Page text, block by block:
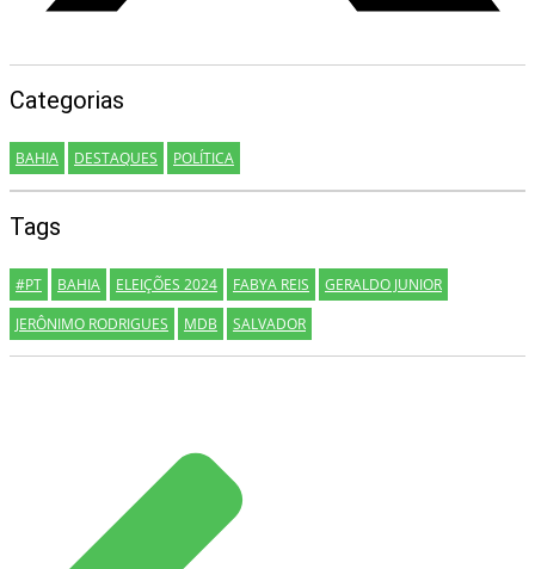
Categorias
BAHIA DESTAQUES POLÍTICA
Tags
#PT BAHIA ELEIÇÕES 2024 FABYA REIS
GERALDO JUNIOR
JERÔNIMO RODRIGUES
MDB SALVADOR